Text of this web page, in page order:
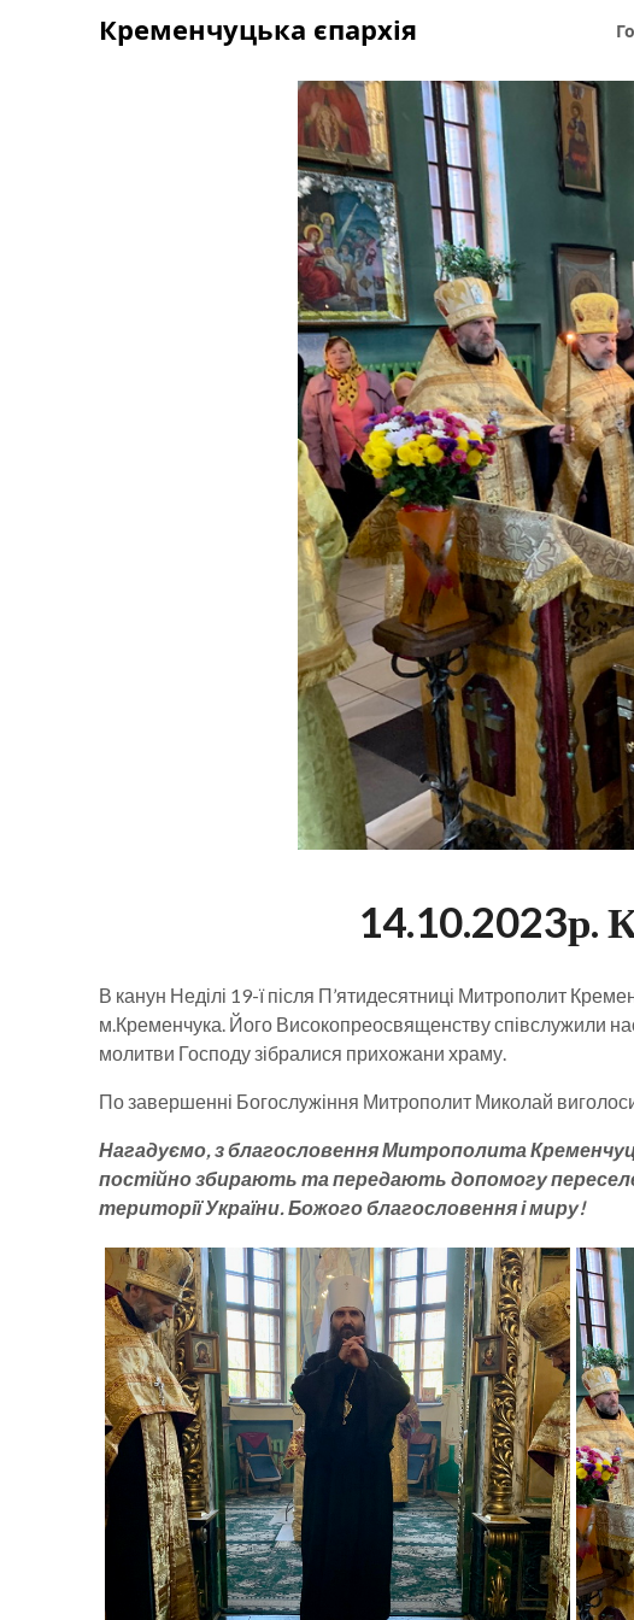
Кременчуцька єпархія
14.10.2023р.
В канун Неділі 19-ї після П’ятидесятниці Митрополит
м.Кременчука. Його Високопреосвященству співслужили
молитви Господу зібралися прихожани храму.
По завершенні Богослужіння Митрополит Миколай
Нагадуємо, з благословення Митрополита
постійно збирають та передають допомогу
території України. Божого благословення і миру!